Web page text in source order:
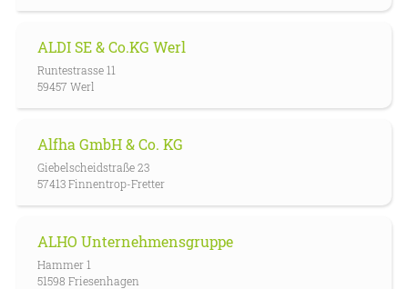
ALDI SE & Co.KG Werl
Runtestrasse 11
59457 Werl
Alfha GmbH & Co. KG
Giebelscheidstraße 23
57413 Finnentrop-Fretter
ALHO Unternehmensgruppe
Hammer 1
51598 Friesenhagen